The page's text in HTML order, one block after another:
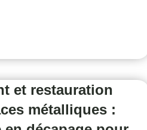
et restauration
métalliques :